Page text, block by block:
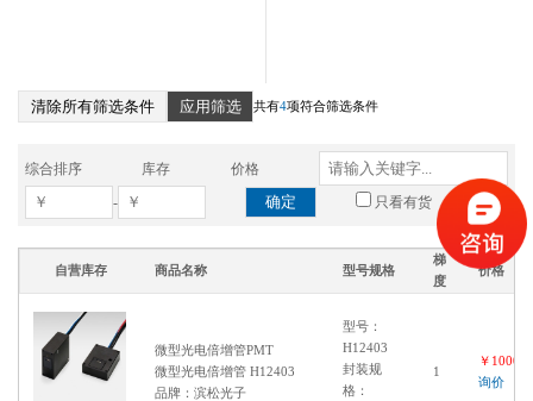
清除所有筛选条件 应用筛选 共有4项符合筛选条件
综合排序 库存 价格
- 确定 只看有货
自营库存 商品名称 型号规格
梯
度
价格
微型光电倍增管PMT
微型光电倍增管 H12403
品牌：滨松光子
型号：
H12403
封装规
格：
1
￥
询价